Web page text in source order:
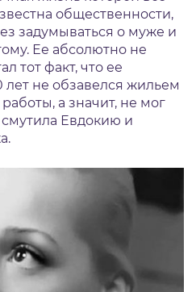
общественности,
задумываться о муже и
Ее абсолютно не
тот факт, что ее
лет не обзавелся жильем
а значит, не мог
Евдокию и